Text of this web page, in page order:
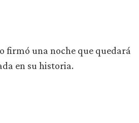
firmó una noche que quedará
en su historia.